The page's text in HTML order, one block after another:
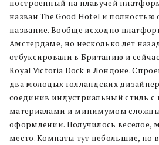
построенный на плавучей
назван The Good Hotel и полностью
название. Вообще исходно
Амстердаме, но несколько лет
отбуксировали в Британию и
Royal Victoria Dock в Лондоне.
два молодых голландских
соединив индустриальный стиль
материалами и минимумом
оформлении. Получилось веселое,
место. Комнаты тут небольшие, но